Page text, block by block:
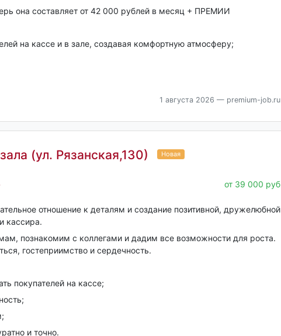
она составляет от 42 000 рублей в месяц + ПРЕМИИ
на кассе и в зале, создавая комфортную атмосферу;
1 августа 2026 — premium-job.ru
(ул. Рязанская,130) Новая
от 39 000 руб
отношение к деталям и создание позитивной, дружелюбной
кассира.
познакомим с коллегами и дадим все возможности для роста.
гостеприимство и сердечность.
покупателей на кассе;
и точно.